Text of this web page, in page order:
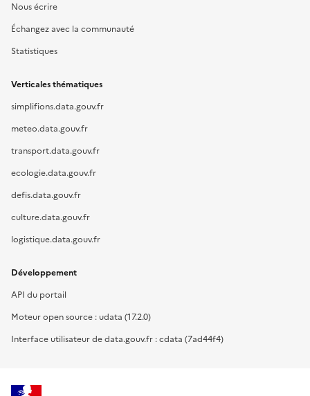
Nous écrire
Échangez avec la communauté
Statistiques
Verticales thématiques
simplifions.data.gouv.fr
meteo.data.gouv.fr
transport.data.gouv.fr
ecologie.data.gouv.fr
defis.data.gouv.fr
culture.data.gouv.fr
logistique.data.gouv.fr
Développement
API du portail
Moteur open source : udata (17.2.0)
Interface utilisateur de data.gouv.fr : cdata (7ad44f4)